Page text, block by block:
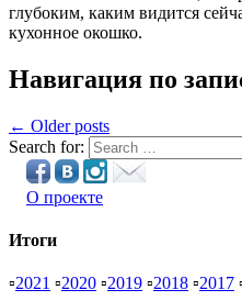
глубоким, каким видится
кухонное окошко.
Навигация по
← Older posts
Search for:
О проекте
Итоги
▫2021 ▫2020 ▫2019 ▫2018 ▫2017